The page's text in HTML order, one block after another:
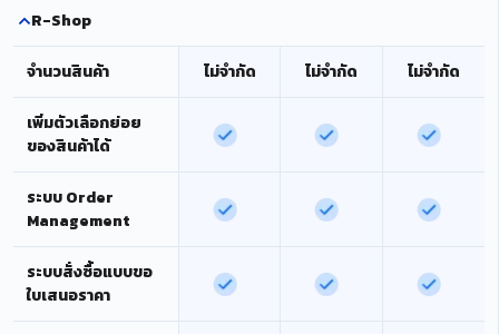
R-Shop
จำนวนสินค้า ไม่จำกัด ไม่จำกัด ไม่จำกัด
เพิ่มตัวเลือกย่อย
ของสินค้าได้
ระบบ Order
Management
ระบบสั่งซื้อแบบขอ
ใบเสนอราคา